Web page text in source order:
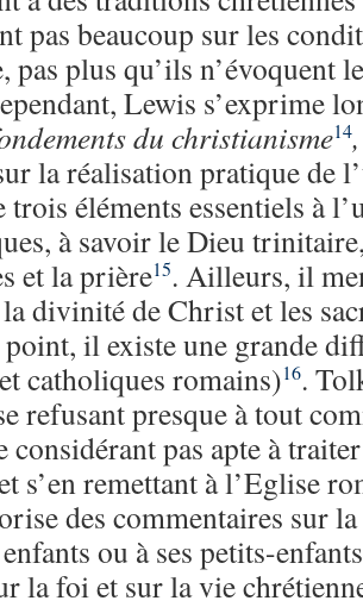
pas beaucoup sur les
pas plus qu’ils n’évoquent
Lewis s’exprime
du christianisme14,
la réalisation pratique de
éléments essentiels à
à savoir le Dieu
et la prière15. Ailleurs, il
divinité de Christ et les
il existe une grande
catholiques romains)16.
refusant presque à tout
considérant pas apte à
s’en remettant à l’Eglise
des commentaires sur
ou à ses petits-
la foi et sur la vie